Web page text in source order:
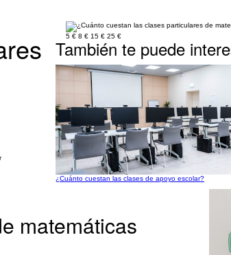
5 € 8 € 15 € 25 €
matemáticas
También te puede
¿Cuánto cuestan las clases de apoyo escolar?